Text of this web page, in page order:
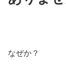
なぜか？